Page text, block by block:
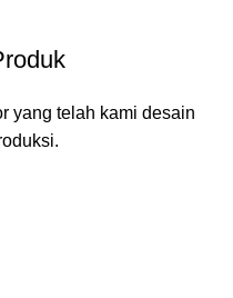
yang telah kami desain